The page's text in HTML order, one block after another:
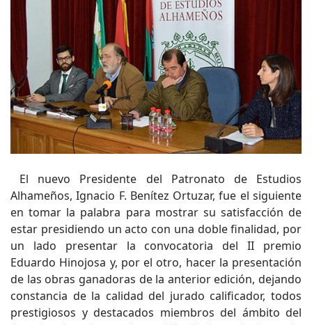
El nuevo Presidente del Patronato de Estudios
Alhameños, Ignacio F. Benítez Ortuzar, fue el siguiente
en tomar la palabra para mostrar su satisfacción de
estar presidiendo un acto con una doble finalidad, por
un lado presentar la convocatoria del II premio
Eduardo Hinojosa y, por el otro, hacer la presentación
de las obras ganadoras de la anterior edición, dejando
constancia de la calidad del jurado calificador, todos
prestigiosos y destacados miembros del ámbito del